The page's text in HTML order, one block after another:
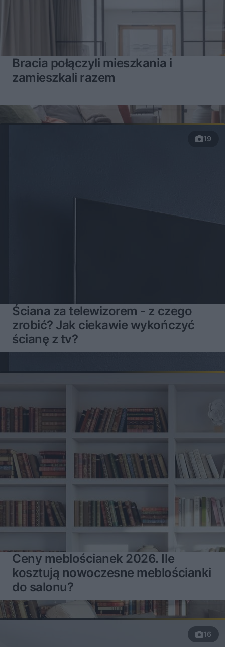
Bracia połączyli mieszkania i
zamieszkali razem
19
Ściana za telewizorem - z czego
zrobić? Jak ciekawie wykończyć
ścianę z tv?
Ceny meblościanek 2026. Ile
kosztują nowoczesne meblościanki
do salonu?
16